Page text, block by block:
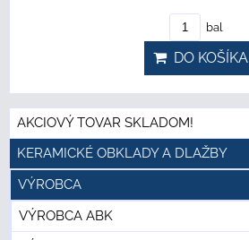
bal
DO KOŠÍKA
AKCIOVÝ TOVAR SKLADOM!
KERAMICKÉ OBKLADY A DLAŽBY
VÝROBCA
VÝROBCA ABK